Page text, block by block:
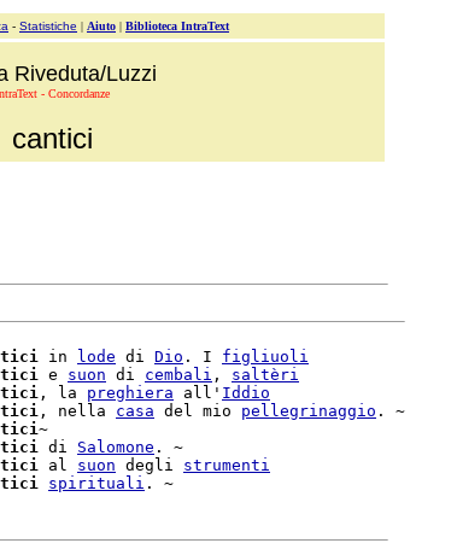
- Statistiche | Aiuto | Biblioteca IntraText
Riveduta/Luzzi
- Concordanze
cantici
in lode di Dio . I figliuoli
e suon di cembali , saltèri
, la preghiera all' Iddio
, nella casa del mio pellegrinaggio . ~
~
di Salomone . ~
al suon degli strumenti
spirituali